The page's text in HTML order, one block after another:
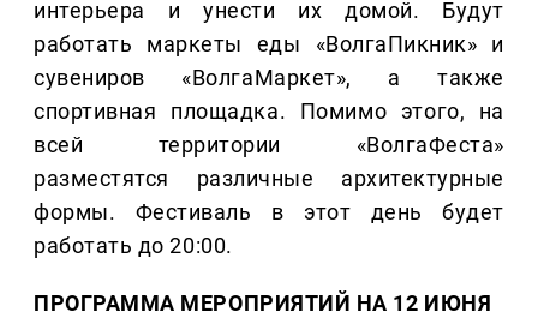
интерьера и унести их домой. Будут
работать маркеты еды «ВолгаПикник» и
сувениров «ВолгаМаркет», а также
спортивная площадка. Помимо этого, на
всей территории «ВолгаФеста»
разместятся различные архитектурные
формы. Фестиваль в этот день будет
работать до 20:00.
ПРОГРАММА МЕРОПРИЯТИЙ НА 12 ИЮНЯ